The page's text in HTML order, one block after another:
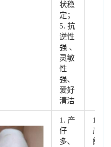
状稳
定；
5. 抗
逆性
强 、
灵敏
性
强、
爱好
清洁
1. 产
仔
多、
1. 生
产性
能相